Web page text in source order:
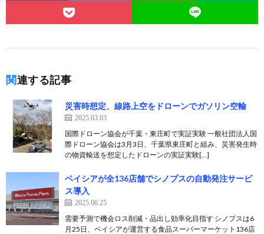
関連する記事
災害時想定、線路上空をドローンでガソリン空輸
2025.03.03
国際ドローン協会が千葉・東庄町で実証実験 一般社団法人国
際ドローン協会は3月3日、千葉県東庄町と組み、災害発生時
の物資輸送を想定したドローンの実証実験[…]
ベイシアが全136店舗でシノプスの自動発注サービ
ス導入
2025.06.25
需要予測で機会ロス削減・品出し効率化目指す シノプスは6
月25日、ベイシアが運営する食品スーパーマーケット136店